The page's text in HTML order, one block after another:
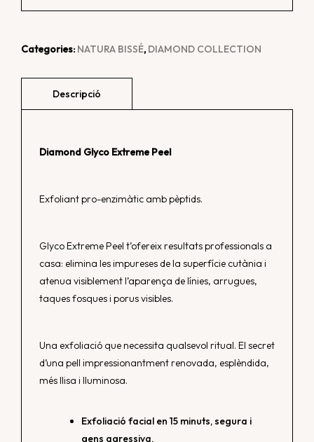
Categories: NATURA BISSÉ, DIAMOND COLLECTION
Diamond Glyco Extreme Peel
Exfoliant pro-enzimàtic amb pèptids.
Glyco Extreme Peel t’ofereix resultats professionals a
casa: elimina les impureses de la superfície cutània i
atenua visiblement l’aparença de línies, arrugues,
taques fosques i porus visibles.
Una exfoliació que necessita qualsevol ritual. El secret
d’una pell impressionantment renovada, esplèndida,
més llisa i lluminosa.
Exfoliació facial en 15 minuts, segura i
gens agressiva.